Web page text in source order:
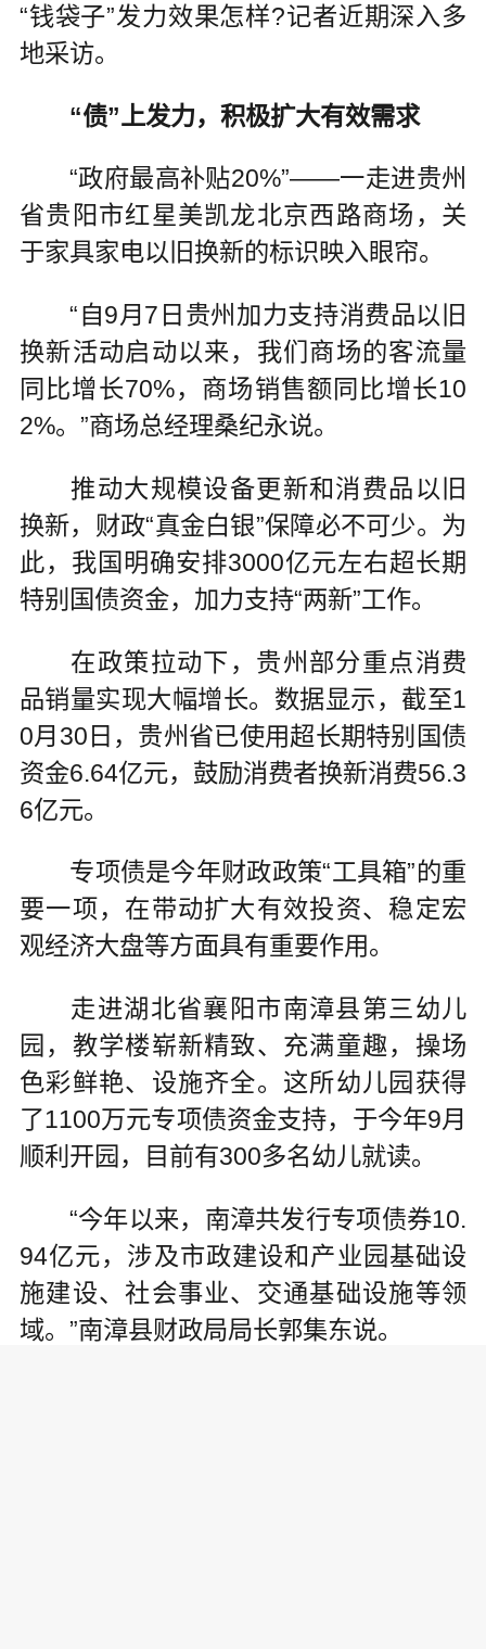
“钱袋子”发力效果怎样?记者近期深入多
地采访。
“债”上发力，积极扩大有效需求
“政府最高补贴20%”——一走进贵州
省贵阳市红星美凯龙北京西路商场，关
于家具家电以旧换新的标识映入眼帘。
“自9月7日贵州加力支持消费品以旧
换新活动启动以来，我们商场的客流量
同比增长70%，商场销售额同比增长10
2%。”商场总经理桑纪永说。
推动大规模设备更新和消费品以旧
换新，财政“真金白银”保障必不可少。为
此，我国明确安排3000亿元左右超长期
特别国债资金，加力支持“两新”工作。
在政策拉动下，贵州部分重点消费
品销量实现大幅增长。数据显示，截至1
0月30日，贵州省已使用超长期特别国债
资金6.64亿元，鼓励消费者换新消费56.3
6亿元。
专项债是今年财政政策“工具箱”的重
要一项，在带动扩大有效投资、稳定宏
观经济大盘等方面具有重要作用。
走进湖北省襄阳市南漳县第三幼儿
园，教学楼崭新精致、充满童趣，操场
色彩鲜艳、设施齐全。这所幼儿园获得
了1100万元专项债资金支持，于今年9月
顺利开园，目前有300多名幼儿就读。
“今年以来，南漳共发行专项债券10.
94亿元，涉及市政建设和产业园基础设
施建设、社会事业、交通基础设施等领
域。”南漳县财政局局长郭集东说。